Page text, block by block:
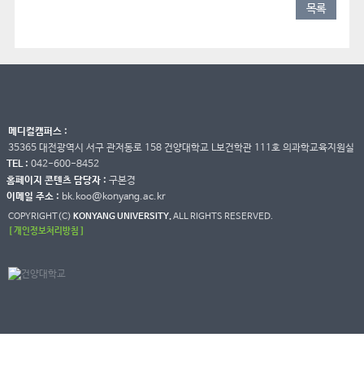
목록
메디컬캠퍼스 :
35365 대전광역시 서구 관저동로 158 건양대학교 L보건학관 111호 의과학교육지원실
TEL : 042-600-8452
홈페이지 콘텐츠 담당자 : 구본경
이메일 주소 : bk.koo@konyang.ac.kr
COPYRIGHT(C) KONYANG UNIVERSITY.ALL RIGHTS RESERVED.
[ 개인정보처리방침 ]